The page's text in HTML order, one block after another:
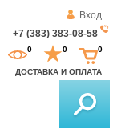
Вход
+7 (383) 383-08-58
ДОСТАВКА И ОПЛАТА
0 0 0